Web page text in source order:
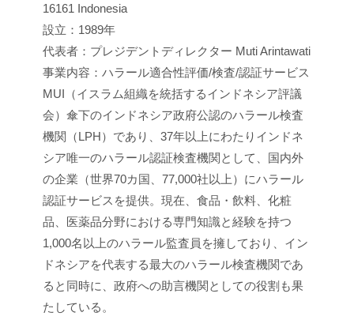
16161 Indonesia
設立：1989年
代表者：プレジデントディレクター Muti Arintawati
事業内容：ハラール適合性評価/検査/認証サービス
MUI（イスラム組織を統括するインドネシア評議
会）傘下のインドネシア政府公認のハラール検査
機関（LPH）であり、37年以上にわたりインドネ
シア唯一のハラール認証検査機関として、国内外
の企業（世界70カ国、77,000社以上）にハラール
認証サービスを提供。現在、食品・飲料、化粧
品、医薬品分野における専門知識と経験を持つ
1,000名以上のハラール監査員を擁しており、イン
ドネシアを代表する最大のハラール検査機関であ
ると同時に、政府への助言機関としての役割も果
たしている。